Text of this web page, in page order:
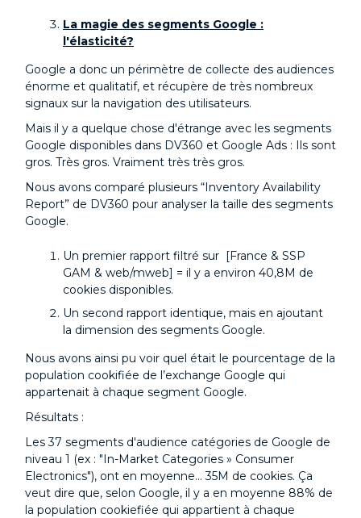
La magie des segments Google :
l'élasticité?
Google a donc un périmètre de collecte des audiences
énorme et qualitatif, et récupère de très nombreux
signaux sur la navigation des utilisateurs.
Mais il y a quelque chose d'étrange avec les segments
Google disponibles dans DV360 et Google Ads : Ils sont
gros. Très gros. Vraiment très très gros.
Nous avons comparé plusieurs “Inventory Availability
Report” de DV360 pour analyser la taille des segments
Google.
Un premier rapport filtré sur [France & SSP
GAM & web/mweb] = il y a environ 40,8M de
cookies disponibles.
Un second rapport identique, mais en ajoutant
la dimension des segments Google.
Nous avons ainsi pu voir quel était le pourcentage de la
population cookifiée de l’exchange Google qui
appartenait à chaque segment Google.
Résultats :
Les 37 segments d'audience catégories de Google de
niveau 1 (ex : "In-Market Categories » Consumer
Electronics"), ont en moyenne... 35M de cookies. Ça
veut dire que, selon Google, il y a en moyenne 88% de
la population cookiefiée qui appartient à chaque